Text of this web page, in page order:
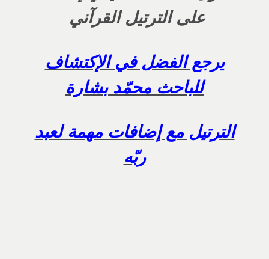
على الترتيل القرآني
يرجع الفضل في الإكتشاف
للباحث محمّد بشارة
الترتيل مع إضافات مهمة لعبد
ربّه